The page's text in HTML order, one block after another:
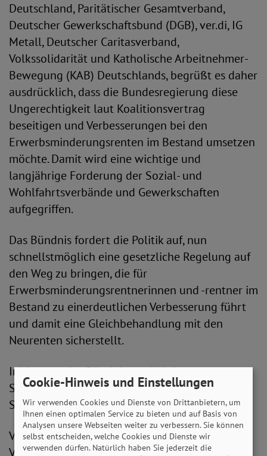
Deutschland, Paritätischer Gesamtverband,
Deutscher Gewerkschaftsbund (DGB), ver.di, IG
Metall, Deutscher Caritasverband,
Volkssolidarität und Katholische Arbeitnehmer-
Bewegung (KAB) Deutschlands, begrüßt es daher
ausdrücklich, dass die Bundesregierung diese
Ungerechtigkeit laut Koalitionsvertrag
beseitigen und Verbesserungen bei den
Erwerbsminderungsrenten im Bestand umsetzen
möchte. Damit wird eine wichtige und
langjährige Forderung der Sozial- und
Wohlfahrtsverbände und Gewerkschaften
aufgegriffen.
Das Bündnis fordert die Politik auf, nun
schnellstmöglich eine gesetzliche Regelung auf
den Weg zu bringen, die für
Erwerbsminderungsrentnerinnen und -rentner im
Bestand zu einerdeutlichen Verbesserung führt
und damit eine Gleichbehandlung mit den
Neurenten sicherstellt.
Initiatoren des Bündnisses sind der
Sozialverband Deutschland (SoVD) und der
Sozialverband VdK Deutschland.
Verena Bentele, Präsidentin des Sozialverband
VdK Deutschland, betont: „Viele frühere
Cookie-Hinweis und Einstellungen
Wir verwenden Cookies und Dienste von Drittanbietern, um
Ihnen einen optimalen Service zu bieten und auf Basis von
Analysen unsere Webseiten weiter zu verbessern. Sie können
selbst entscheiden, welche Cookies und Dienste wir
verwenden dürfen. Natürlich haben Sie jederzeit die